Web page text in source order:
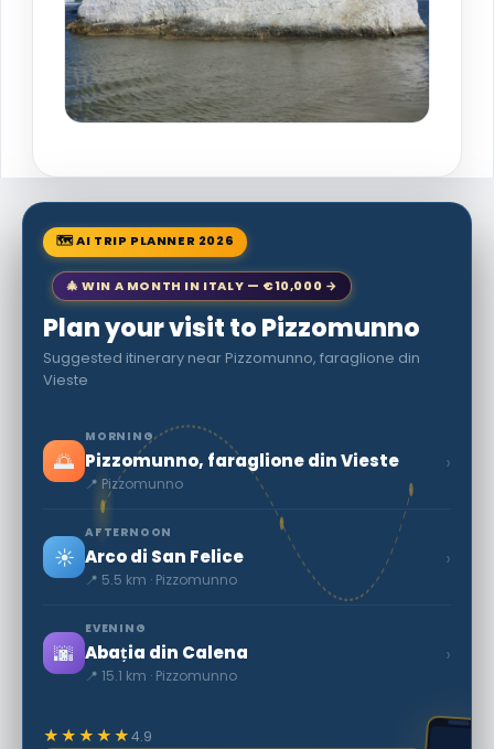
🗺 AI TRIP PLANNER 2026
🎄 WIN A MONTH IN ITALY — €10,000 →
Plan your visit to Pizzomunno
Suggested itinerary near Pizzomunno, faraglione din
Vieste
🌅
MORNING
Pizzomunno, faraglione din Vieste
📍 Pizzomunno
›
☀️
AFTERNOON
Arco di San Felice
📍 5.5 km · Pizzomunno
›
🌆
EVENING
Abația din Calena
📍 15.1 km · Pizzomunno
›
★★★★★4.9